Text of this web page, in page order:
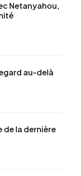
Netanyahou,
au-delà
de la dernière